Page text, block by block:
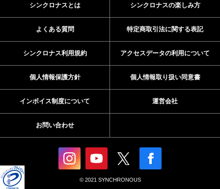
シンクロナスとは シンクロナスの楽しみ方
よくある質問 特定商取引法に関する表記
シンクロナス利用規約 アクセスデータの利用について
個人情報保護方針 個人情報取り扱い同意書
インボイス制度について 運営会社
お問い合わせ
© 2021 SYNCHRONOUS